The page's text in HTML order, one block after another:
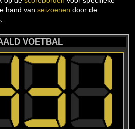
hand van seizoenen door de
VOETBAL